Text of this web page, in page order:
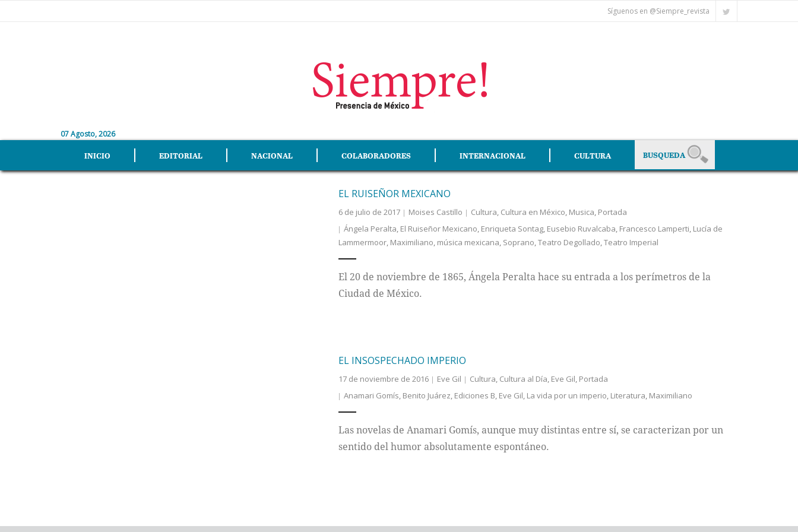
Síguenos en @Siempre_revista
07 Agosto, 2026
INICIO EDITORIAL NACIONAL COLABORADORES INTERNACIONAL CULTURA
EL RUISEÑOR MEXICANO
6 de julio de 2017 Moises Castillo Cultura, Cultura en México, Musica, Portada
Ángela Peralta, El Ruiseñor Mexicano, Enriqueta Sontag, Eusebio Ruvalcaba, Francesco Lamperti, Lucía de
Lammermoor, Maximiliano, música mexicana, Soprano,Teatro Degollado,Teatro Imperial
El 20 de noviembre de 1865, Ángela Peralta hace su entrada a los perímetros de la
Ciudad de México.
EL INSOSPECHADO IMPERIO
17 de noviembre de 2016 Eve Gil Cultura, Cultura al Día, Eve Gil, Portada
Anamari Gomís, Benito Juárez, Ediciones B, Eve Gil, La vida por un imperio, Literatura, Maximiliano
Las novelas de Anamari Gomís, aunque muy distintas entre sí, se caracterizan por un
sentido del humor absolutamente espontáneo.